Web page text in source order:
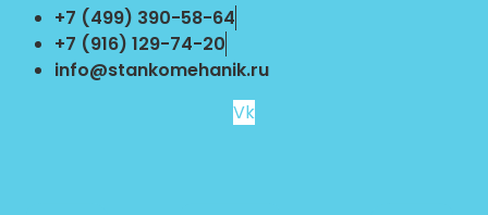
Перейти
содержимому
+7 (499) 390-58-64
+7 (916) 129-74-20
info@stankomehanik.ru
Vk